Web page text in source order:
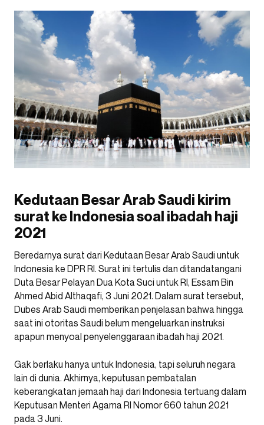
Kedutaan Besar Arab Saudi kirim
surat ke Indonesia soal ibadah haji
2021
Beredarnya surat dari Kedutaan Besar Arab Saudi untuk
Indonesia ke DPR RI. Surat ini tertulis dan ditandatangani
Duta Besar Pelayan Dua Kota Suci untuk RI, Essam Bin
Ahmed Abid Althaqafi, 3 Juni 2021. Dalam surat tersebut,
Dubes Arab Saudi memberikan penjelasan bahwa hingga
saat ini otoritas Saudi belum mengeluarkan instruksi
apapun menyoal penyelenggaraan ibadah haji 2021.
Gak berlaku hanya untuk Indonesia, tapi seluruh negara
lain di dunia. Akhirnya, keputusan pembatalan
keberangkatan jemaah haji dari Indonesia tertuang dalam
Keputusan Menteri Agama RI Nomor 660 tahun 2021
pada 3 Juni.